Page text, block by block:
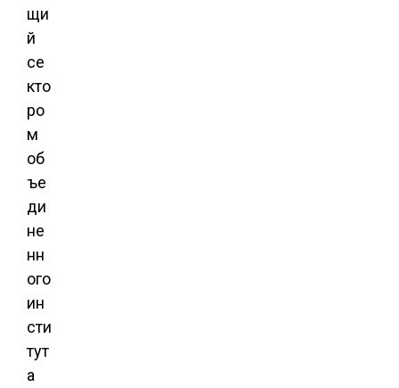
щи
й
се
кто
ро
м
об
ъе
ди
не
нн
ого
ин
сти
тут
а